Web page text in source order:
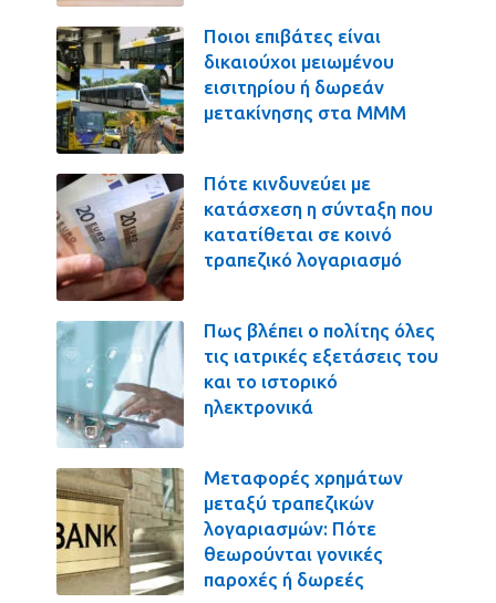
Ποιοι επιβάτες είναι
δικαιούχοι μειωμένου
εισιτηρίου ή δωρεάν
μετακίνησης στα ΜΜΜ
Πότε κινδυνεύει με
κατάσχεση η σύνταξη που
κατατίθεται σε κοινό
τραπεζικό λογαριασμό
Πως βλέπει ο πολίτης όλες
τις ιατρικές εξετάσεις του
και το ιστορικό
ηλεκτρονικά
Μεταφορές χρημάτων
μεταξύ τραπεζικών
λογαριασμών: Πότε
θεωρούνται γονικές
παροχές ή δωρεές